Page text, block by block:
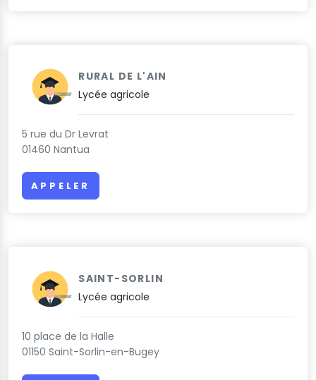
RURAL DE L'AIN
Lycée agricole
5 rue du Dr Levrat
01460 Nantua
APPELER
SAINT-SORLIN
Lycée agricole
10 place de la Halle
01150 Saint-Sorlin-en-Bugey